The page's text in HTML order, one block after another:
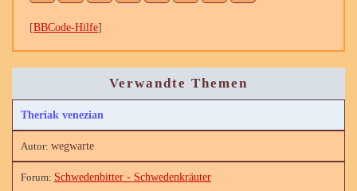
[BBCode-Hilfe]
Verwandte Themen
Theriak venezian
wegwarte
Schwedenbitter - Schwedenkräuter